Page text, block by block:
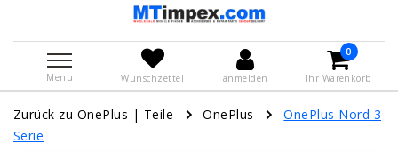
Menu Wunschzettel anmelden
0
Ihr Warenkorb
Zurück zu OnePlus | Teile OnePlus
OnePlus Nord 3
Serie